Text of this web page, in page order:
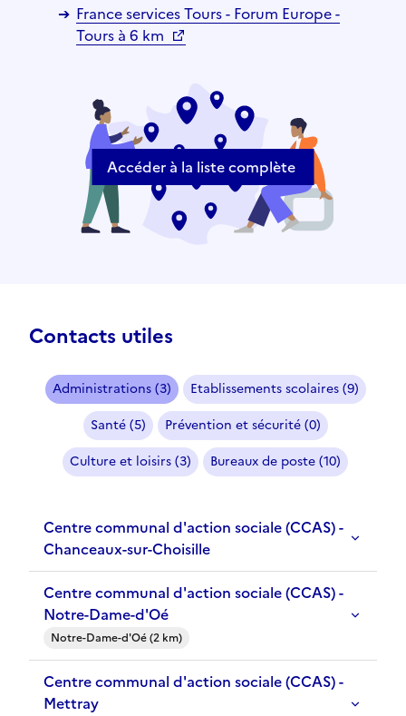
France services Tours - Forum Europe -
Tours à 6 km
Accéder à la liste complète
Contacts utiles
Administrations (3)
Etablissements scolaires (9)
Santé (5)
Prévention et sécurité (0)
Culture et loisirs (3)
Bureaux de poste (10)
Centre communal d'action sociale (CCAS) -
Chanceaux-sur-Choisille
Centre communal d'action sociale (CCAS) -
Notre-Dame-d'Oé
Notre-Dame-d'Oé (2 km)
Centre communal d'action sociale (CCAS) -
Mettray